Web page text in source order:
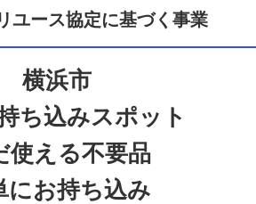
ユース協定に基づく事業
横浜市
ち込みスポット
使える不要品
にお持ち込み